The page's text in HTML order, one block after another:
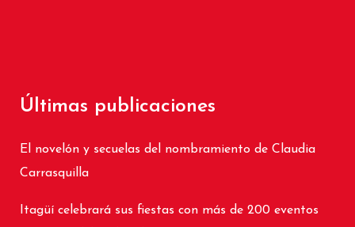
Últimas publicaciones
El novelón y secuelas del nombramiento de Claudia
Carrasquilla
Itagüí celebrará sus fiestas con más de 200 eventos